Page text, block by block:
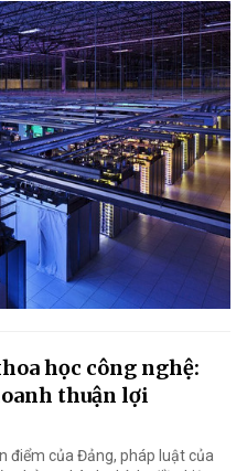
học công nghệ:
thuận lợi
điểm của Đảng, pháp luật của